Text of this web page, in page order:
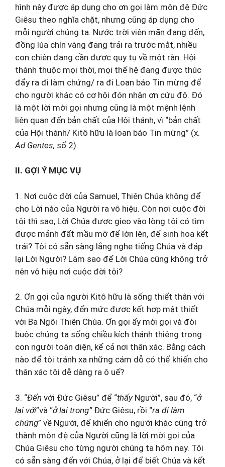
hình này được áp dụng cho ơn gọi làm môn đệ Đức
Giêsu theo nghĩa chặt, nhưng cũng áp dụng cho
mỗi người chúng ta. Nước trời viên mãn đang đến,
đồng lúa chín vàng đang trải ra trước mắt, nhiều
con chiên đang cần được quy tụ về một ràn. Hội
thánh thuộc mọi thời, mọi thế hệ đang được thúc
đẩy ra đi làm chứng/ ra đi Loan báo Tin mừng để
cho người khác có cơ hội đón nhận ơn cứu độ. Đó
là một lời mời gọi nhưng cũng là một mệnh lệnh
liên quan đến bản chất của Hội thánh, vì “bản chất
của Hội thánh/ Kitô hữu là loan báo Tin mừng” (x.
Ad Gentes, số 2).
II. GỢI Ý MỤC VỤ
1. Nơi cuộc đời của Samuel, Thiên Chúa không để
cho Lời nào của Người ra vô hiệu. Còn nơi cuộc đời
tôi thì sao, Lời Chúa được gieo vào lòng tôi có tìm
được mảnh đất mầu mỡ để lớn lên, để sinh hoa kết
trái? Tôi có sẵn sàng lắng nghe tiếng Chúa và đáp
lại Lời Người? Làm sao để Lời Chúa cũng không trở
nên vô hiệu nơi cuộc đời tôi?
2. Ơn gọi của người Kitô hữu là sống thiết thân với
Chúa mỗi ngày, đến mức được kết hợp mật thiết
với Ba Ngôi Thiên Chúa. Ơn gọi ấy mời gọi và đòi
buộc chúng ta sống chiều kích thánh thiêng trong
con người toàn diện, kể cả nơi thân xác. Bằng cách
nào để tôi tránh xa những cám dỗ có thể khiến cho
thân xác tôi dễ dàng ra ô uế?
3. “Đến với Đức Giêsu” để “thấy Người”, sau đó, “ở
lại với”và “ở lại trong”Đức Giêsu, rồi “ra đi làm
chứng” về Người, để khiến cho người khác cũng trở
thành môn đệ của Người cũng là lời mời gọi của
Chúa Giêsu cho từng người chúng ta hôm nay. Tôi
có sẵn sàng đến với Chúa, ở lại để biết Chúa và kết